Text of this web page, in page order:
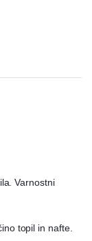
Varnostni
topil in nafte.